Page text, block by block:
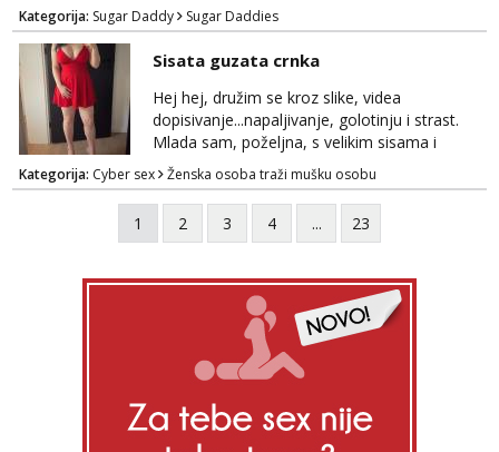
ograničavanja... - fisting (ili big insertions),
gaping, DAP/TAP, prolapse, sirenje... Ako
možeš nešto od toga i spremna si, javi se.
Nagrada po želji (od 500€ naviše, ovisi o
tome sto možeš)
Kategorija: Sugar Daddy Sugar Daddies
Sisata guzata crnka
Hej hej, družim se kroz slike, videa
dopisivanje...napaljivanje, golotinju i strast.
Mlada sam, poželjna, s velikim sisama i
guzom. 😉 Kontakt: Telegram: nebojezuto
Google chat/Gmail smmaprivatni@gmail.com
Kategorija: Cyber sex Ženska osoba traži mušku osobu
1 2 3 4 ... 23